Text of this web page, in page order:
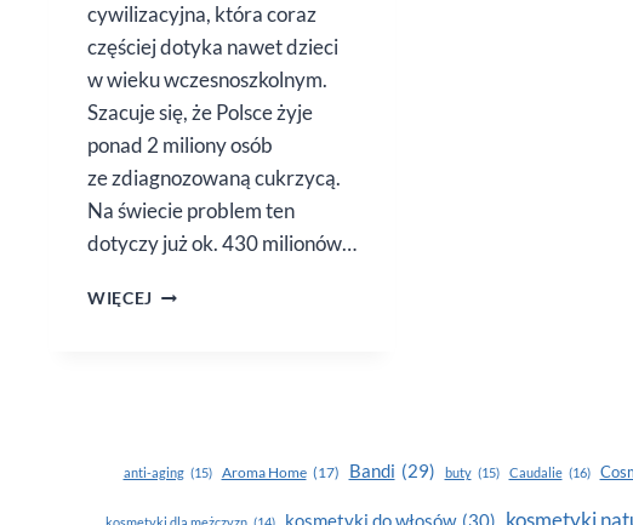
cywilizacyjna, która coraz
częściej dotyka nawet dzieci
w wieku wczesnoszkolnym.
Szacuje się, że Polsce żyje
ponad 2 miliony osób
ze zdiagnozowaną cukrzycą.
Na świecie problem ten
dotyczy już ok. 430 milionów…
WIĘCEJ CUKRZYCA.
anti-aging (15) Aroma Home (17) Bandi (29) buty (15) Caudalie (16)
kosmetyki do włosów (30) kosmetyki